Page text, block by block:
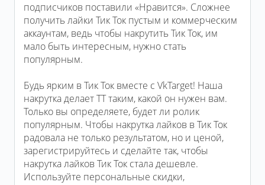
подписчиков поставили «Нравится». Сложнее
получить лайки Тик Ток пустым и коммерческим
аккаунтам, ведь чтобы накрутить Тик Ток, им
мало быть интересным, нужно стать
популярным.
Будь ярким в Тик Ток вместе с VkTarget! Наша
накрутка делает ТТ таким, какой он нужен вам.
Только вы определяете, будет ли ролик
популярным. Чтобы накрутка лайков в Тик Ток
радовала не только результатом, но и ценой,
зарегистрируйтесь и сделайте так, чтобы
накрутка лайков Тик Ток стала дешевле.
Используйте персональные скидки,